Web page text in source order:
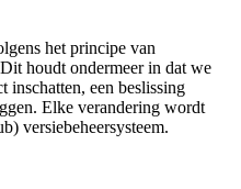
het principe van
houdt ondermeer in dat we
een beslissing
Elke verandering wordt
versiebeheersysteem.